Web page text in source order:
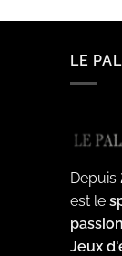
LE
Depuis
est le
Jeux